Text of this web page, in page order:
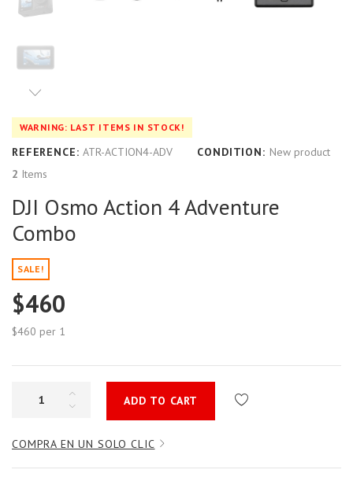
WARNING: LAST ITEMS IN STOCK!
REFERENCE: ATR-ACTION4-ADV CONDITION: New product
2 Items
DJI Osmo Action 4 Adventure
Combo
SALE!
$460
$460 per 1
ADD TO CART
COMPRA EN UN SOLO CLIC